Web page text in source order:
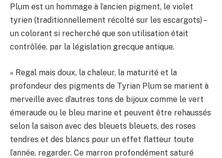
Plum est un hommage à l’ancien pigment, le violet
tyrien (traditionnellement récolté sur les escargots) –
un colorant si recherché que son utilisation était
contrôlée. par la législation grecque antique.
« Regal mais doux, la chaleur, la maturité et la
profondeur des pigments de Tyrian Plum se marient à
merveille avec d’autres tons de bijoux comme le vert
émeraude ou le bleu marine et peuvent être rehaussés
selon la saison avec des bleuets bleuets, des roses
tendres et des blancs pour un effet flatteur toute
l’année. regarder. Ce marron profondément saturé